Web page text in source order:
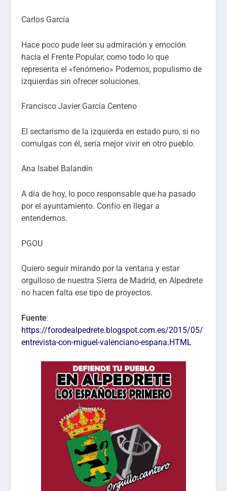
Carlos García
Hace poco pude leer su admiración y emoción
hacia el Frente Popular, como todo lo que
representa el «fenómeno» Podemos, populismo de
izquierdas sin ofrecer soluciones.
Francisco Javier García Centeno
El sectarismo de la izquierda en estado puro, si no
comulgas con él, sería mejor vivir en otro pueblo.
Ana Isabel Balandín
A día de hoy, lo poco responsable que ha pasado
por el ayuntamiento. Confío en llegar a
entendernos.
PGOU
Quiero seguir mirando por la ventana y estar
orgulloso de nuestra Sierra de Madrid, en Alpedrete
no hacen falta ese tipo de proyectos.
Fuente:
https://forodealpedrete.blogspot.com.es/2015/05/
entrevista-con-miguel-valenciano-espana.HTML